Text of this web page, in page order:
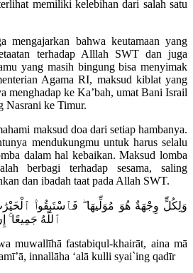
memiliki kelebihan dari salah satu
mengajarkan bahwa keutamaan yang
terhadap Alllah SWT dan juga
yang masih bingung bisa menyimak
Agama RI, maksud kiblat yang
menghadap ke Ka’bah, umat Bani Israil
Nasrani ke Timur.
maksud doa dari setiap hambanya.
mendukungmu untuk harus selalu
dalam hal kebaikan. Maksud lomba
berbagi terhadap sesama, saling
dan ibadah taat pada Allah SWT.
وَلِكُلٍّ وِجْهَةٌ هُوَ مُوَلِّيهَا ۖ فَٱسْتَبِقُوا۟
ٱللَّهُ جَمِيعًا
muwallīhā fastabiqul-khairāt, aina mā
innallāha ‘alā kulli syai`ing qadīr